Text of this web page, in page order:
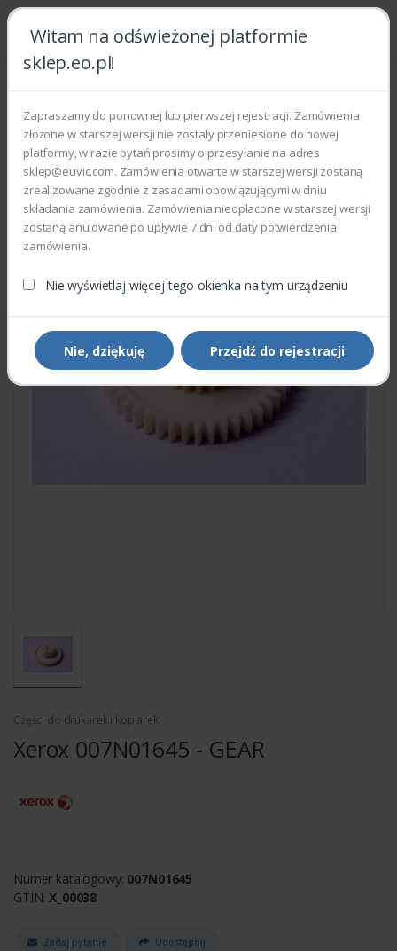
Witam na odświeżonej platformie
sklep.eo.pl!
Zapraszamy do ponownej lub pierwszej rejestracji. Zamówienia
złożone w starszej wersji nie zostały przeniesione do nowej
platformy, w razie pytań prosimy o przesyłanie na adres
sklep@euvic.com. Zamówienia otwarte w starszej wersji zostaną
zrealizowane zgodnie z zasadami obowiązującymi w dniu
składania zamówienia. Zamówienia nieopłacone w starszej wersji
zostaną anulowane po upływie 7 dni od daty potwierdzenia
zamówienia.
Nie wyświetlaj więcej tego okienka na tym urządzeniu
Nie, dziękuję Przejdź do rejestracji
Strona główna Części zamienne
Części do drukarek i kopiarek
Xerox 007N01645 - GEAR
Numer katalogowy: 007N01645
GTIN:X_00038
Zadaj pytanie Udostępnij